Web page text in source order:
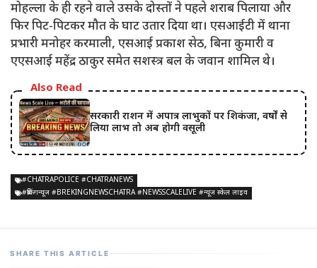
मोहल्ला के ही रहने वाले उसके दोस्तों ने पहले शराब पिलाया और
फिर पिट-पिटकर मौत के घाट उतार दिया था। एसआईटी में थाना
प्रभारी मनोहर करमाली, एसआई प्रकाश सेठ, बिना कुमारी व
एएसआई महेंद्र ठाकुर समेत सशस्त्र बल के जवान शामिल थे।
Also Read
सरकारी राशन में अपात्र लाभुकों पर शिकंजा, वर्षों से
लिया लाभ तो अब होगी वसूली
#CHATRAPOLICE #CHATRANEWS
#ब्रेकिंगन्यूज #BREKINGNEWSCHATRA #NEWSSCALELIVE #न्यूज स्केल लाइव
SHARE THIS ARTICLE